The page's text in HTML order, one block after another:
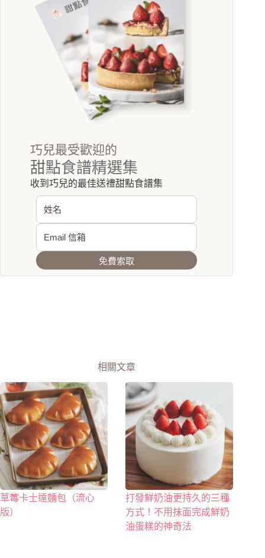
巧兒最受歡迎的
甜點食譜精選集
收到巧兒的最佳送禮甜點食譜集
免費索取
相關文章
草莓卡士達麵包（流心
版）
打發鮮奶油更持久的三種
方式！不用抹面完成鮮奶
油蛋糕的神奇法